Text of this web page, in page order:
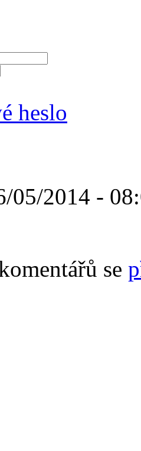
heslo
05/2014 -
se